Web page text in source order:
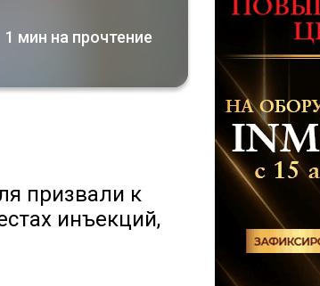
1 мин на прочтение
призвали к
инъекций,